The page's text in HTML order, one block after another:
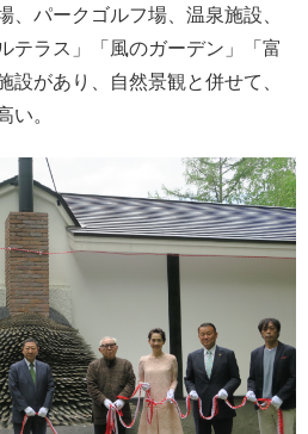
、パークゴルフ場、温泉施設、
テラス」「風のガーデン」「富
設があり、自然景観と併せて、
い。